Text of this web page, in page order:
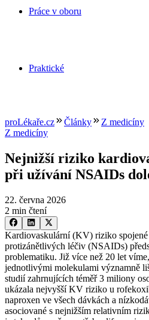
Práce v oboru
Praktické
proLékaře.cz Články
Z medicíny
Z medicíny
Nejnižší riziko
při užívání NSAIDs
22. června 2026
2 min čtení
Kardiovaskulární (KV) riziko spojené
protizánětlivých léčiv (NSAIDs)
problematiku. Již více než 20 let
jednotlivými molekulami významně
studií zahrnujících téměř 3 miliony
ukázala nejvyšší KV riziko u
naproxen ve všech dávkách a
asociované s nejnižším relativním